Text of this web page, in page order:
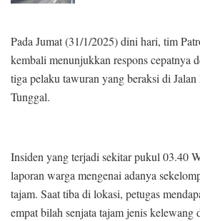
Pada Jumat (31/1/2025) dini hari, tim
kembali menunjukkan respons cepatnya
tiga pelaku tawuran yang beraksi di
Tunggal.
Insiden yang terjadi sekitar pukul 03.40
laporan warga mengenai adanya
tajam. Saat tiba di lokasi, petugas
empat bilah senjata tajam jenis kelewang